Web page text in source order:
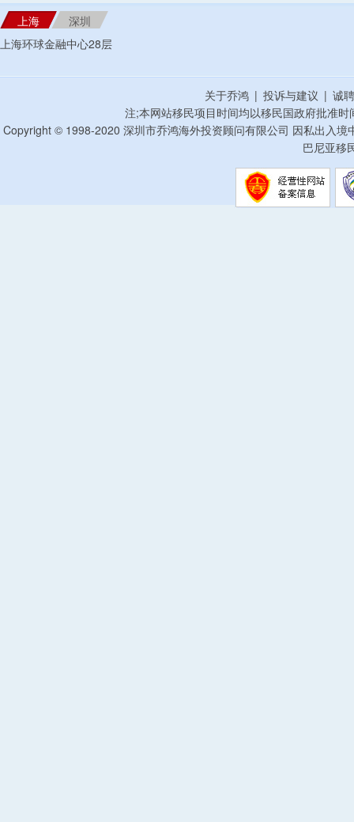
上海
深圳
上海环球金融中心28层
关于乔鸿 | 投诉与建议 | 诚
注;本网站移民项目时间均以移民国政府批准
Copyright © 1998-2020 深圳市乔鸿海外投资顾问有限公司 因私出入
巴尼亚移